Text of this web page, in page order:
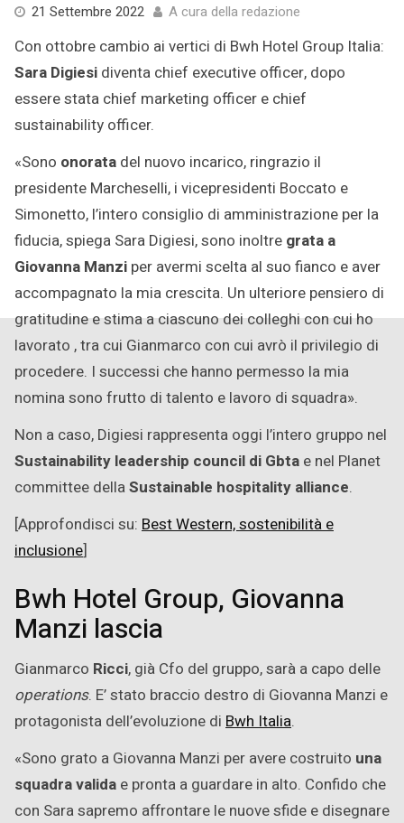
21 Settembre 202227
2022
A cura della redazione
Con ottobre cambio ai vertici di Bwh Hotel Group Italia:
Sara Digiesi diventa chief executive officer, dopo
essere stata chief marketing officer e chief
sustainability officer.
«Sono onorata del nuovo incarico, ringrazio il
presidente Marcheselli, i vicepresidenti Boccato e
Simonetto, l’intero consiglio di amministrazione per la
fiducia, spiega Sara Digiesi, sono inoltre grata a
Giovanna Manzi per avermi scelta al suo fianco e aver
accompagnato la mia crescita. Un ulteriore pensiero di
gratitudine e stima a ciascuno dei colleghi con cui ho
lavorato , tra cui Gianmarco con cui avrò il privilegio di
procedere. I successi che hanno permesso la mia
nomina sono frutto di talento e lavoro di squadra».
Non a caso, Digiesi rappresenta oggi l’intero gruppo nel
Sustainability leadership council di Gbta e nel Planet
committee dellaSustainable hospitality alliance.
[Approfondisci su: Best Western, sostenibilità e
inclusione]
Bwh Hotel Group, Giovanna
Manzi lascia
Gianmarco Ricci, già Cfo del gruppo, sarà a capo delle
operations. E’ stato braccio destro di Giovanna Manzi e
protagonista dell’evoluzione di Bwh Italia.
«Sono grato a Giovanna Manzi per avere costruito una
squadra valida e pronta a guardare in alto. Confido che
con Sara sapremo affrontare le nuove sfide e disegnare